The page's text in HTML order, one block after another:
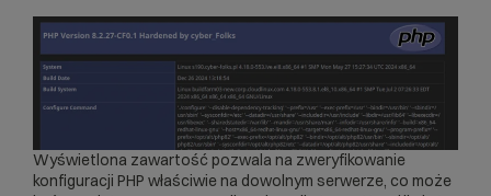
Wyświetlona zawartość pozwala na zweryfikowanie
konfiguracji PHP właściwie na dowolnym serwerze, co może